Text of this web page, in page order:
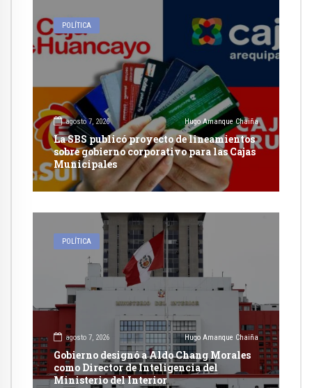
POLÍTICA
agosto 7, 2026 Hugo Amanque Chaiña
La SBS publicó proyecto de lineamientos
sobre gobierno corporativo para las Cajas
Municipales
POLÍTICA
agosto 7, 2026 Hugo Amanque Chaiña
Gobierno designó a Aldo Chang Morales
como Director de Inteligencia del
Ministerio del Interior